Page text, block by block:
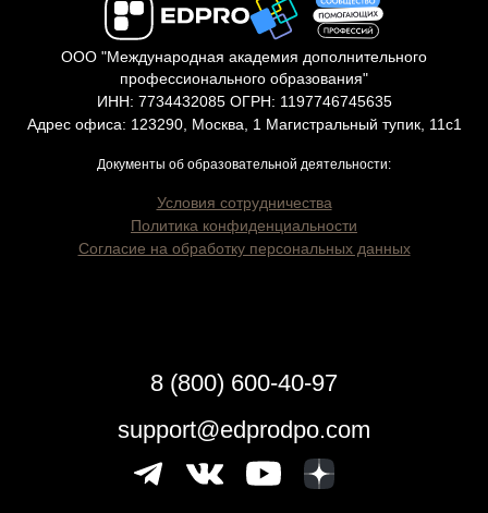
ООО "Международная академия дополнительного
профессионального образования"
ИНН: 7734432085 ОГРН: 1197746745635
Адрес офиса: 123290, Москва, 1 Магистральный тупик, 11с1
Документы об образовательной деятельности:
Условия сотрудничества
Политика конфиденциальности
Согласие на обработку персональных данных
8 (800) 600-40-97
support@edprodpo.com